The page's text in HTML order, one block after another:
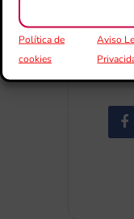
Política de
cookies
Aviso